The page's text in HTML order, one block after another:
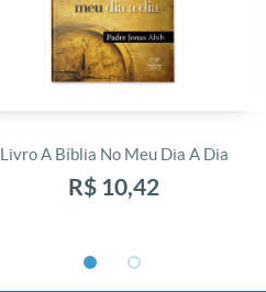
Livro A Bíblia No Meu Dia A Dia
R$ 10,42